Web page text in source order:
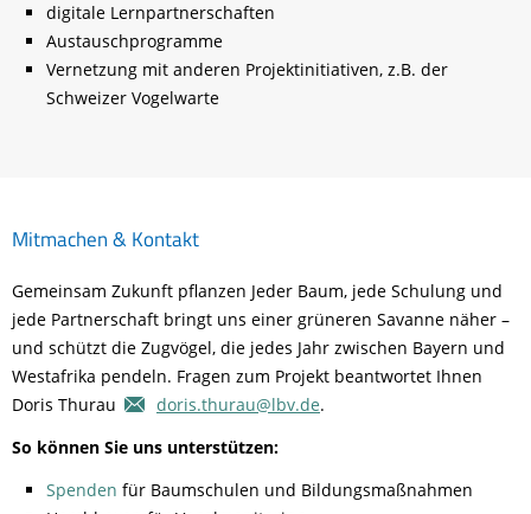
digitale Lernpartnerschaften
Austauschprogramme
Vernetzung mit anderen Projektinitiativen, z.B. der
Schweizer Vogelwarte
Mitmachen & Kontakt
Gemeinsam Zukunft pflanzen Jeder Baum, jede Schulung und
jede Partnerschaft bringt uns einer grüneren Savanne näher –
und schützt die Zugvögel, die jedes Jahr zwischen Bayern und
Westafrika pendeln. Fragen zum Projekt beantwortet Ihnen
Doris Thurau
doris.thurau@lbv.de.
So können Sie uns unterstützen:
Spenden für Baumschulen und Bildungsmaßnahmen